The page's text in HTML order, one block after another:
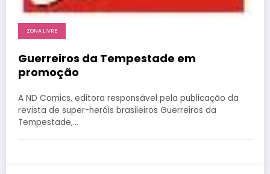
ZONA LIVRE
Guerreiros da Tempestade em
promoção
A ND Comics, editora responsável pela publicação da
revista de super-heróis brasileiros Guerreiros da
Tempestade,…